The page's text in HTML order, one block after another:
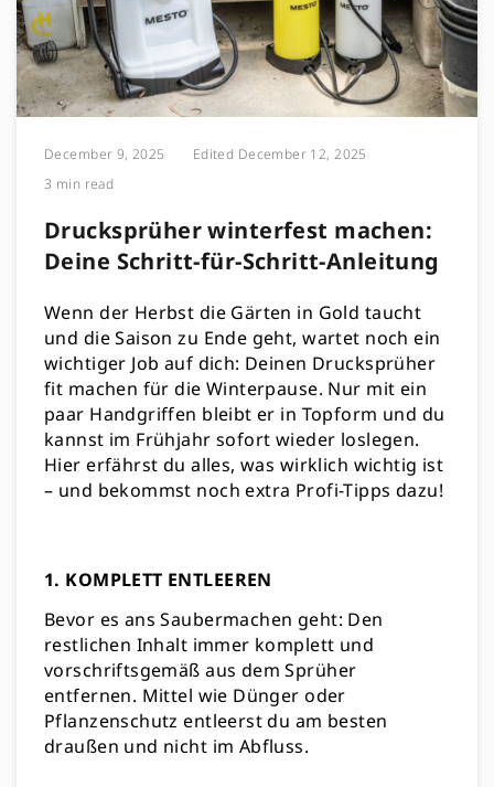
December 9, 2025 Edited December 12, 2025
3 min read
Drucksprüher winterfest machen:
Deine Schritt-für-Schritt-Anleitung
Wenn der Herbst die Gärten in Gold taucht
und die Saison zu Ende geht, wartet noch ein
wichtiger Job auf dich: Deinen Drucksprüher
fit machen für die Winterpause. Nur mit ein
paar Handgriffen bleibt er in Topform und du
kannst im Frühjahr sofort wieder loslegen.
Hier erfährst du alles, was wirklich wichtig ist
– und bekommst noch extra Profi-Tipps dazu!
1. KOMPLETT ENTLEEREN
Bevor es ans Saubermachen geht: Den
restlichen Inhalt immer komplett und
vorschriftsgemäß aus dem Sprüher
entfernen. Mittel wie Dünger oder
Pflanzenschutz entleerst du am besten
draußen und nicht im Abfluss.